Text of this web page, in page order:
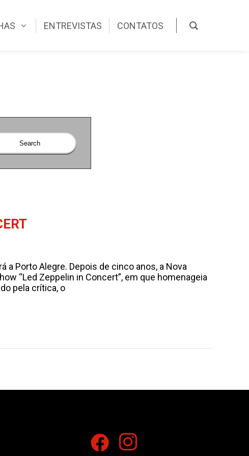
ENTREVISTAS CONTATOS
Porto Alegre. Depois de cinco anos, a Nova
“Led Zeppelin in Concert”, em que homenageia
pela crítica, o